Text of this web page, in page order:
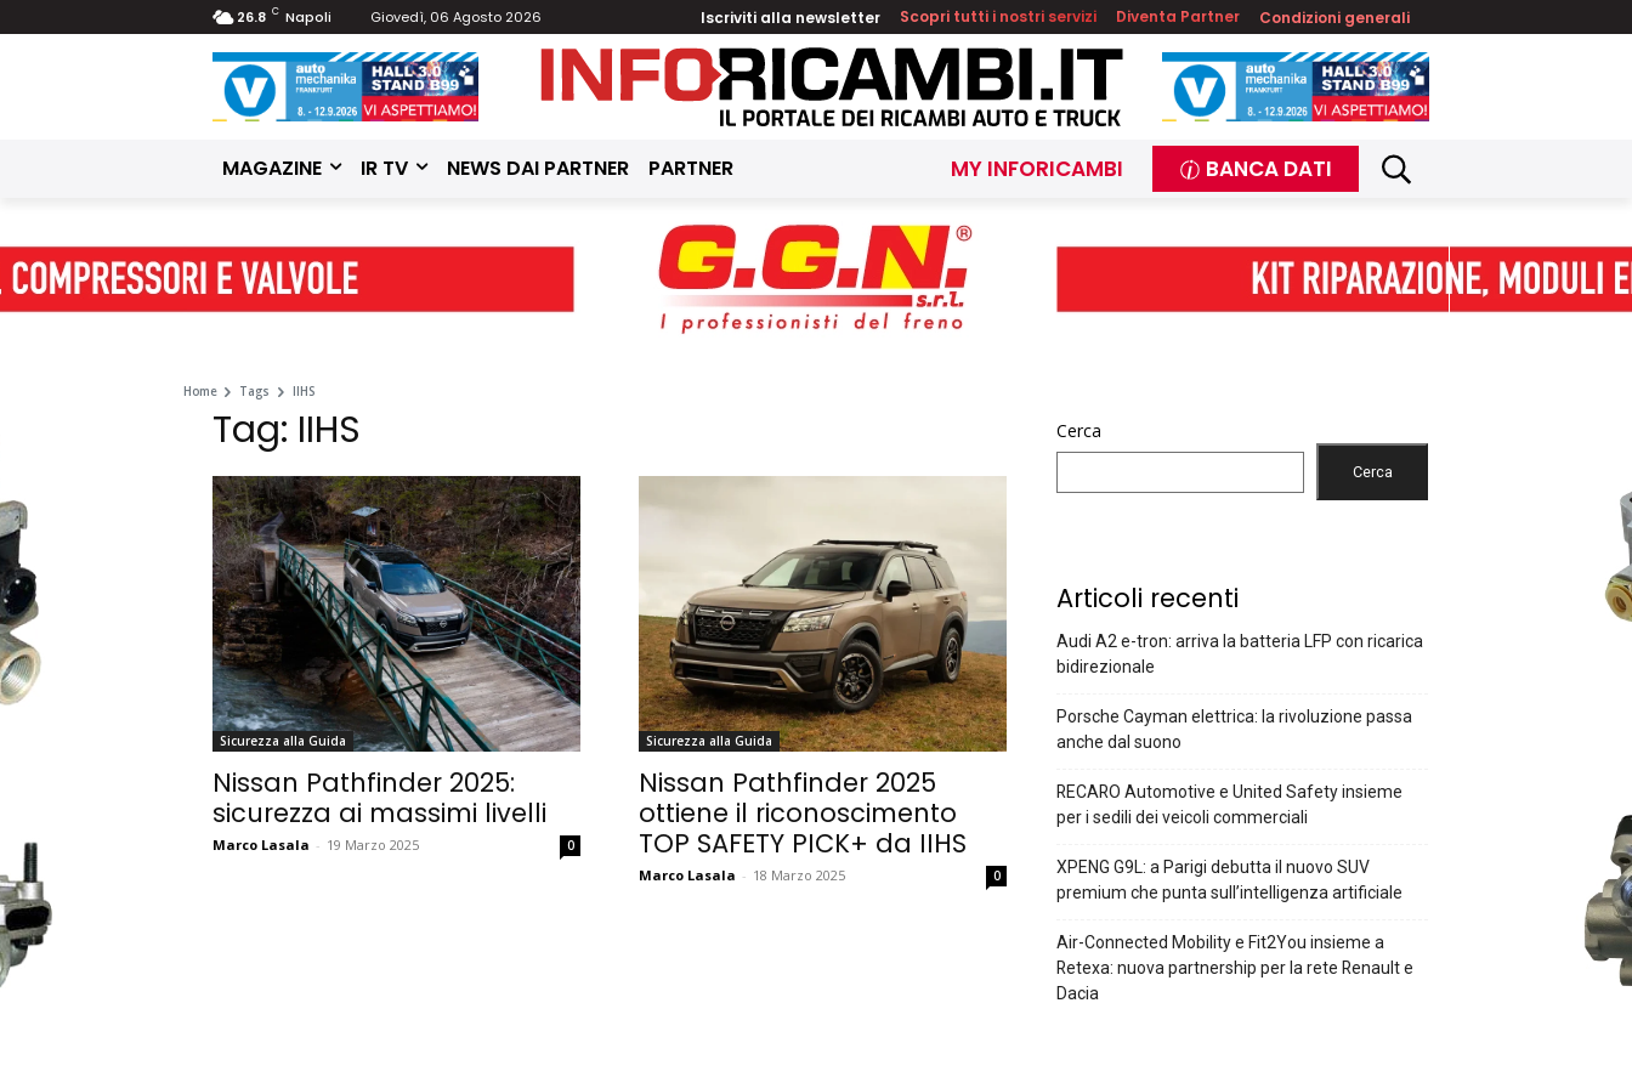
26.8 C Napoli Giovedì, 06 Agosto 2026 Iscriviti alla newsletter Scopri tutti i nostri servizi Diventa Partner Condizioni generali
MAGAZINE IR TV NEWS DAI PARTNER PARTNER MY INFORICAMBI BANCA DATI
Home Tags IIHS
Tag: IIHS
Sicurezza alla Guida
Nissan Pathfinder 2025:
sicurezza ai massimi livelli
Marco Lasala - 19 Marzo 2025 0
Sicurezza alla Guida
Nissan Pathfinder 2025
ottiene il riconoscimento
TOP SAFETY PICK+ da IIHS
Marco Lasala - 18 Marzo 2025 0
Cerca
Cerca
Articoli recenti
Audi A2 e-tron: arriva la batteria LFP con ricarica
bidirezionale
Porsche Cayman elettrica: la rivoluzione passa
anche dal suono
RECARO Automotive e United Safety insieme
per i sedili dei veicoli commerciali
XPENG G9L: a Parigi debutta il nuovo SUV
premium che punta sull’intelligenza artificiale
Air-Connected Mobility e Fit2You insieme a
Retexa: nuova partnership per la rete Renault e
Dacia